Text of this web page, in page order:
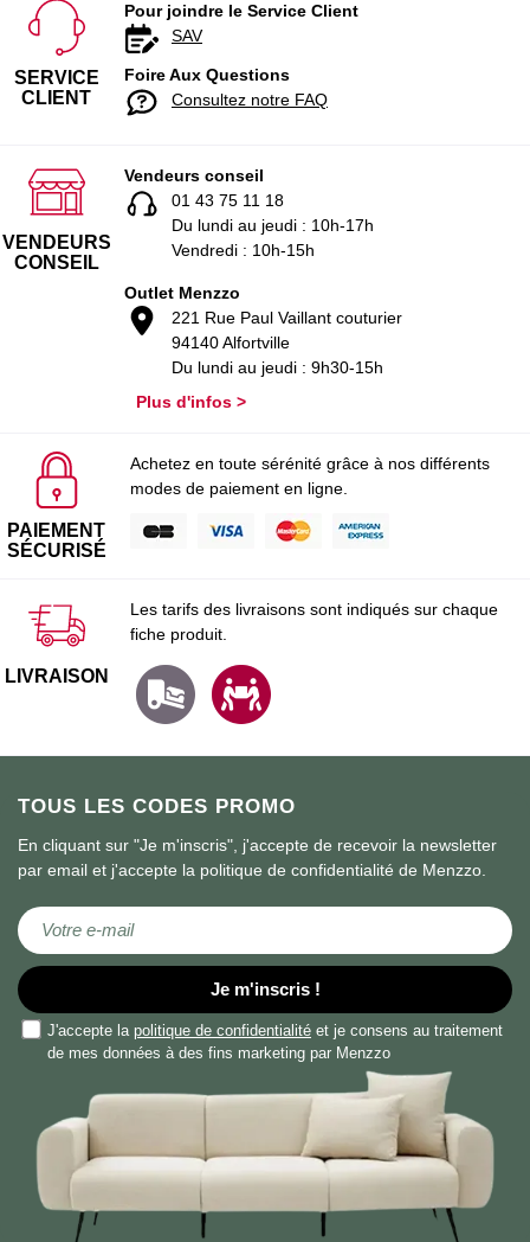
TOUS LES CODES PROMO
En cliquant sur "Je m'inscris", j'accepte de recevoir la newsletter
par email et j'accepte la politique de confidentialité de Menzzo.
Inscription à notre lettre d’information :
Je m'inscris !
J'accepte la politique de confidentialité et je consens au traitement
de mes données à des fins marketing par Menzzo
SERVICE
CLIENT
Pour joindre le Service Client
SAV
Foire Aux Questions
Consultez notre FAQ
VENDEURS
CONSEIL
Vendeurs conseil
01 43 75 11 18
Du lundi au jeudi : 10h-17h
Vendredi : 10h-15h
Outlet Menzzo
221 Rue Paul Vaillant couturier
94140 Alfortville
Du lundi au jeudi : 9h30-15h
Plus d'infos >
PAIEMENT
SÉCURISÉ
Achetez en toute sérénité grâce à nos différents
modes de paiement en ligne.
LIVRAISON
Les tarifs des livraisons sont indiqués sur chaque
fiche produit.